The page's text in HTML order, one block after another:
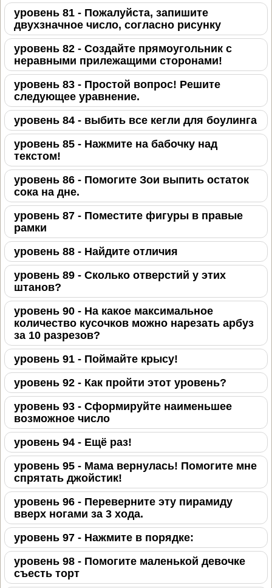
уровень 81 - Пожалуйста, запишите
двухзначное число, согласно рисунку
уровень 82 - Создайте прямоугольник с
неравными прилежащими сторонами!
уровень 83 - Простой вопрос! Решите
следующее уравнение.
уровень 84 - выбить все кегли для боулинга
уровень 85 - Нажмите на бабочку над
текстом!
уровень 86 - Помогите Зои выпить остаток
сока на дне.
уровень 87 - Поместите фигуры в правые
рамки
уровень 88 - Найдите отличия
уровень 89 - Сколько отверстий у этих
штанов?
уровень 90 - На какое максимальное
количество кусочков можно нарезать арбуз
за 10 разрезов?
уровень 91 - Поймайте крысу!
уровень 92 - Как пройти этот уровень?
уровень 93 - Сформируйте наименьшее
возможное число
уровень 94 - Ещё раз!
уровень 95 - Мама вернулась! Помогите мне
спрятать джойстик!
уровень 96 - Переверните эту пирамиду
вверх ногами за 3 хода.
уровень 97 - Нажмите в порядке:
уровень 98 - Помогите маленькой девочке
съесть торт